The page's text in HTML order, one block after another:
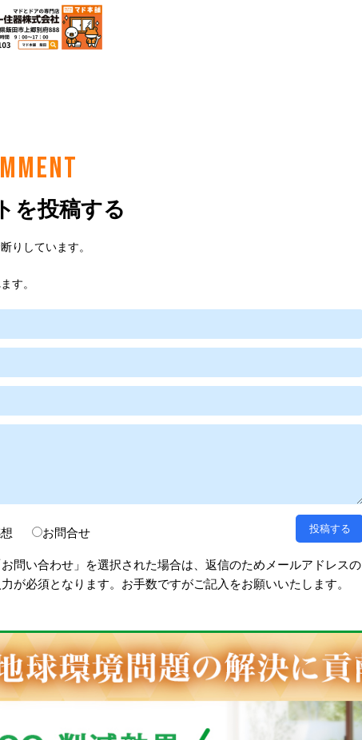
を投稿する
りしています。
す。
お問合せ
問い合わせ」を選択された場合は、返信のためメールアドレスの
力が必須となります。お手数ですがご記入をお願いいたします。